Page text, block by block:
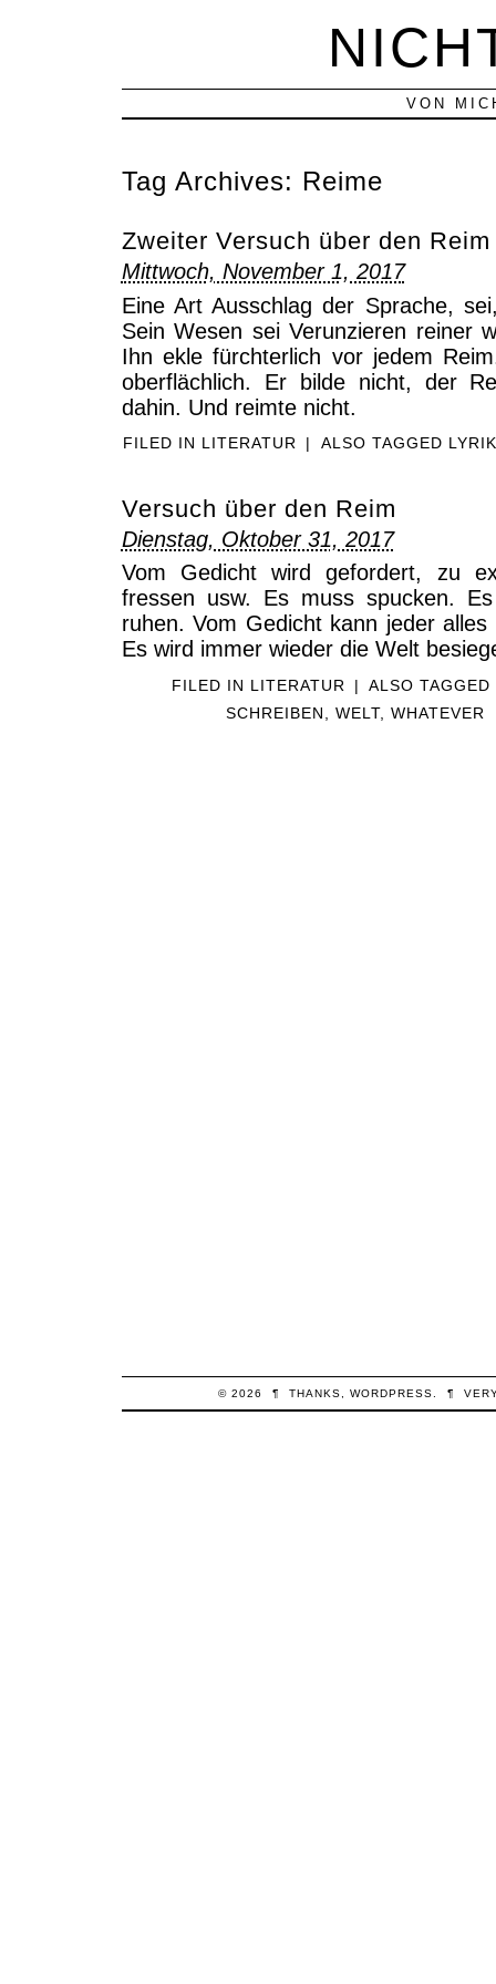
VON
Tag Archives: Reime
Zweiter Versuch über den Reim
Mittwoch, November 1, 2017
Eine Art Ausschlag der Sprache,
Sein Wesen sei Verunzieren reiner
Ihn ekle fürchterlich vor jedem
oberflächlich. Er bilde nicht, der
dahin. Und reimte nicht.
FILED IN LITERATUR | ALSO TAGGED LYRIK
Versuch über den Reim
Dienstag, Oktober 31, 2017
Vom Gedicht wird gefordert, zu
fressen usw. Es muss spucken.
ruhen. Vom Gedicht kann jeder
Es wird immer wieder die Welt
FILED IN LITERATUR |
ALSO TAGGED
SCHREIBEN
,WELT,WHATEVER
© 2026 ¶ THANKS, WORDPRESS ¶